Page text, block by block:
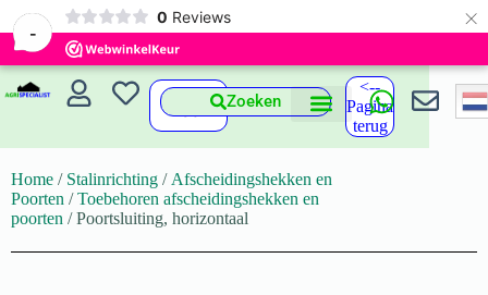
-
0 Reviews ×
Zoeken
<--
Pagina
terug
Home / Stalinrichting / Afscheidingshekken en
Poorten /Toebehoren afscheidingshekken en
poorten / Poortsluiting, horizontaal